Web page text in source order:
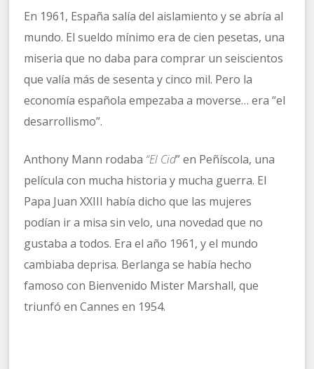
En 1961, España salía del aislamiento y se abría al
mundo. El sueldo mínimo era de cien pesetas, una
miseria que no daba para comprar un seiscientos
que valía más de sesenta y cinco mil. Pero la
economía española empezaba a moverse… era “el
desarrollismo”.
Anthony Mann rodaba “El Cid” en Peñíscola, una
película con mucha historia y mucha guerra. El
Papa Juan XXIII había dicho que las mujeres
podían ir a misa sin velo, una novedad que no
gustaba a todos. Era el año 1961, y el mundo
cambiaba deprisa. Berlanga se había hecho
famoso con Bienvenido Mister Marshall, que
triunfó en Cannes en 1954.